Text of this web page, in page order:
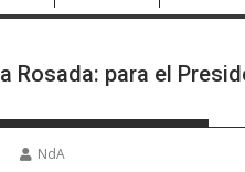
Rosada: para el
NdA